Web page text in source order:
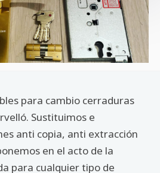
para cambio cerraduras
Sustituimos e
anti copia, anti extracción
en el acto de la
para cualquier tipo de